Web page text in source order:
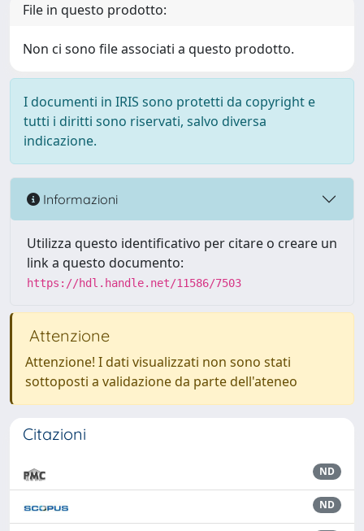
File in questo prodotto:
Non ci sono file associati a questo prodotto.
I documenti in IRIS sono protetti da copyright e
tutti i diritti sono riservati, salvo diversa
indicazione.
Informazioni
Utilizza questo identificativo per citare o creare un
link a questo documento:
https://hdl.handle.net/11586/7503
Attenzione
Attenzione! I dati visualizzati non sono stati
sottoposti a validazione da parte dell'ateneo
Citazioni
ND
ND